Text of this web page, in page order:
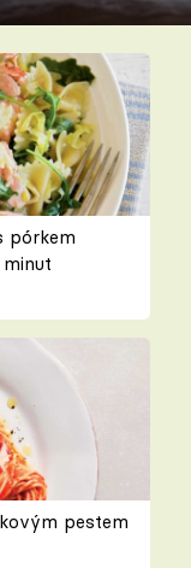
pórkem
pestem